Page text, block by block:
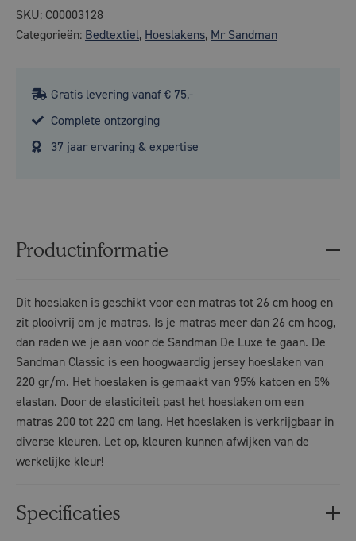
SKU: C00003128
Categorieën: Bedtextiel, Hoeslakens, Mr Sandman
Gratis levering vanaf € 75,-
Complete ontzorging
37 jaar ervaring & expertise
Productinformatie
Dit hoeslaken is geschikt voor een matras tot 26 cm hoog en
zit plooivrij om je matras. Is je matras meer dan 26 cm hoog,
dan raden we je aan voor de Sandman De Luxe te gaan. De
Sandman Classic is een hoogwaardig jersey hoeslaken van
220 gr/m. Het hoeslaken is gemaakt van 95% katoen en 5%
elastan. Door de elasticiteit past het hoeslaken om een
matras 200 tot 220 cm lang. Het hoeslaken is verkrijgbaar in
diverse kleuren. Let op, kleuren kunnen afwijken van de
werkelijke kleur!
Specificaties